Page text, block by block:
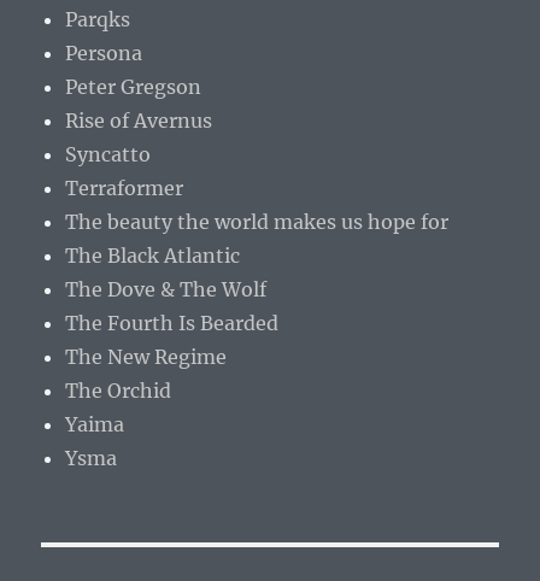
Parqks
Persona
Peter Gregson
Rise of Avernus
Syncatto
Terraformer
The beauty the world makes us hope for
The Black Atlantic
The Dove & The Wolf
The Fourth Is Bearded
The New Regime
The Orchid
Yaima
Ysma